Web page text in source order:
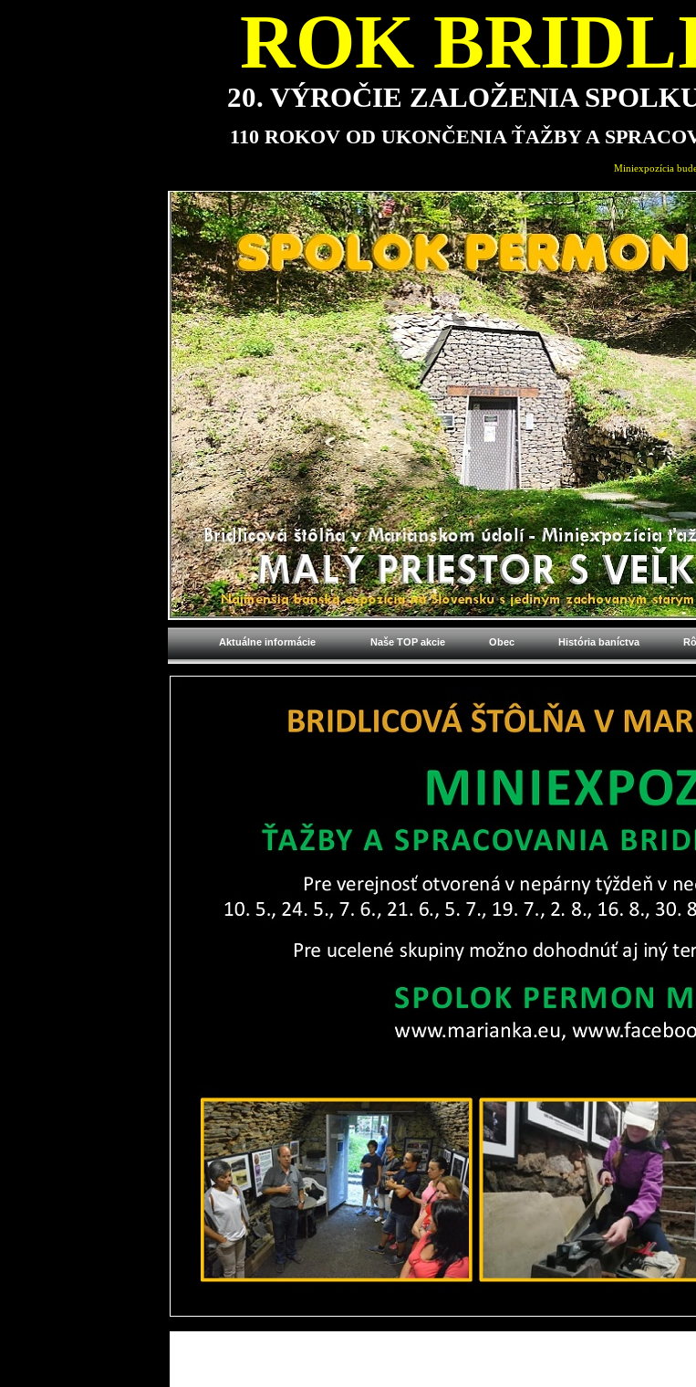
ROK
20. VÝROČIE ZALOŽENIA
110 ROKOV OD UKONČENIA ŤAŽBY A
Miniexpozícia bude pre návštevníkov najbližšie
Aktuálne informácie Naše TOP akcie Obec História baníctva